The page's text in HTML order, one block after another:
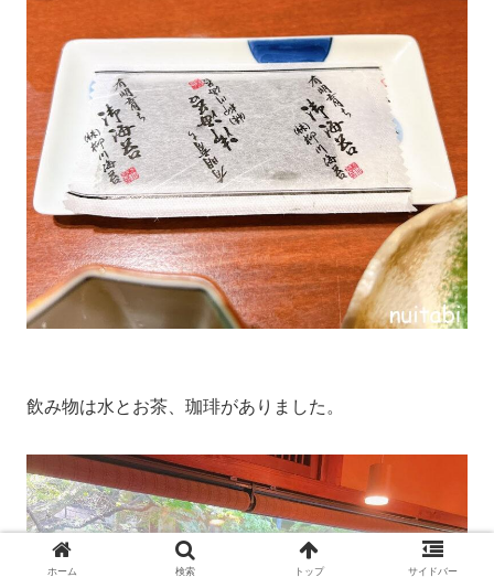
飲み物は水とお茶、珈琲がありました。
ホーム 検索 トップ サイドバー